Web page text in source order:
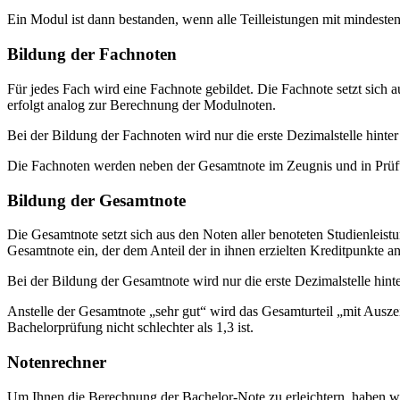
Ein Modul ist dann bestanden, wenn alle Teilleistungen mit
Bildung der Fachnoten
Für jedes Fach wird eine Fachnote gebildet. Die Fachnote setzt
erfolgt analog zur Berechnung der Modulnoten.
Bei der Bildung der Fachnoten wird nur die erste Dezimalstelle
Die Fachnoten werden neben der Gesamtnote im Zeugnis und in
Bildung der Gesamtnote
Die Gesamtnote setzt sich aus den Noten aller benoteten
Gesamtnote ein, der dem Anteil der in ihnen erzielten Kreditpunkte
Bei der Bildung der Gesamtnote wird nur die erste Dezimalstelle
Anstelle der Gesamtnote „sehr gut“ wird das Gesamturteil „mit
Bachelorprüfung nicht schlechter als 1,3 ist.
Notenrechner
Um Ihnen die Berechnung der Bachelor-Note zu erleichtern, haben